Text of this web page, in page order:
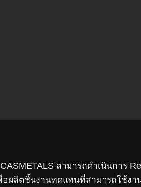
สามารถดำเนินการ
อผลิตชิ้นงานทดแทนที่สามารถใช้งา